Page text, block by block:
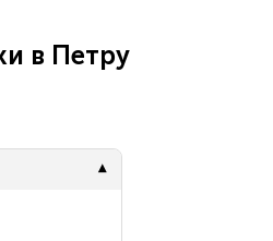
в Петру